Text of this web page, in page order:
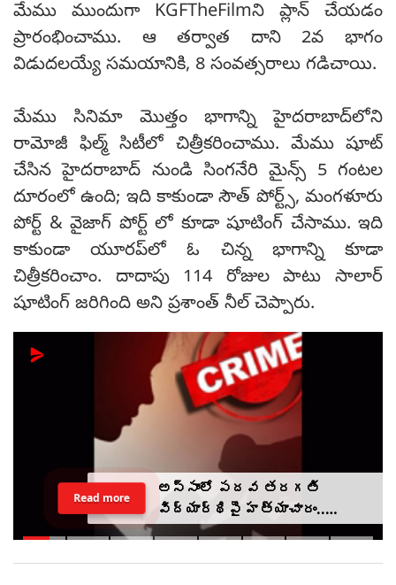
మేము ముందుగా KGFTheFilmని ప్లాన్ చేయడం
ప్రారంభించాము. ఆ తర్వాత దాని 2వ భాగం
విడుదలయ్యే సమయానికి, 8 సంవత్సరాలు గడిచాయి.
మేము సినిమా మొత్తం భాగాన్ని హైదరాబాద్‌లోని
రామోజీ ఫిల్మ్ సిటీలో చిత్రీకరించాము. మేము షూట్
చేసిన హైదరాబాద్ నుండి సింగనేరి మైన్స్ 5 గంటల
దూరంలో ఉంది; ఇది కాకుండా సౌత్ పోర్ట్స్, మంగళూరు
పోర్ట్ & వైజాగ్ పోర్ట్ లో కూడా షూటింగ్ చేసాము. ఇది
కాకుండా యూరప్‌లో ఓ చిన్న భాగాన్ని కూడా
చిత్రీకరించాం. దాదాపు 114 రోజుల పాటు సాలార్
షూటింగ్ జరిగింది అని ప్రశాంత్ నీల్ చెప్పారు.
అస్సాంలో పదవ తరగతి
విద్యార్థిపై హత్యాచారం..
ఫంక్షన్‌కు వెళ్లిన తల్లి..
Read more